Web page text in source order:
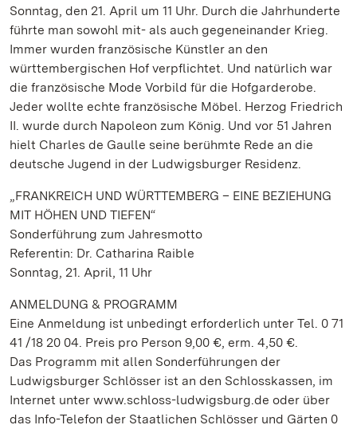
Sonntag, den 21. April um 11 Uhr. Durch die Jahrhunderte
führte man sowohl mit- als auch gegeneinander Krieg.
Immer wurden französische Künstler an den
württembergischen Hof verpflichtet. Und natürlich war
die französische Mode Vorbild für die Hofgarderobe.
Jeder wollte echte französische Möbel. Herzog Friedrich
II. wurde durch Napoleon zum König. Und vor 51 Jahren
hielt Charles de Gaulle seine berühmte Rede an die
deutsche Jugend in der Ludwigsburger Residenz.
„FRANKREICH UND WÜRTTEMBERG – EINE BEZIEHUNG
MIT HÖHEN UND TIEFEN“
Sonderführung zum Jahresmotto
Referentin: Dr. Catharina Raible
Sonntag, 21. April, 11 Uhr
ANMELDUNG & PROGRAMM
Eine Anmeldung ist unbedingt erforderlich unter Tel. 0 71
41 /18 20 04. Preis pro Person 9,00 €, erm. 4,50 €.
Das Programm mit allen Sonderführungen der
Ludwigsburger Schlösser ist an den Schlosskassen, im
Internet unter www.schloss-ludwigsburg.de oder über
das Info-Telefon der Staatlichen Schlösser und Gärten 0